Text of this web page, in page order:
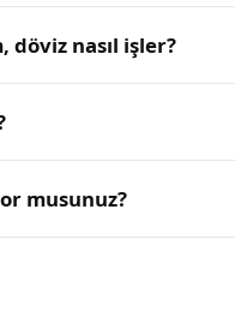
döviz nasıl işler?
musunuz?